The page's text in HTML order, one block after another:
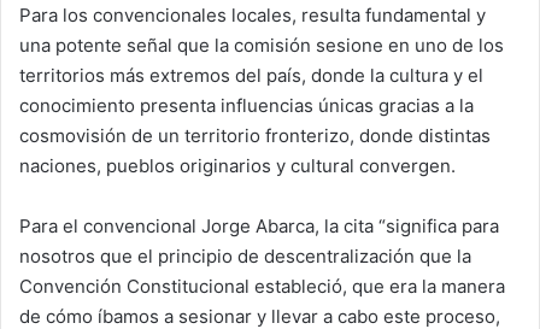
Para los convencionales locales, resulta fundamental y
una potente señal que la comisión sesione en uno de los
territorios más extremos del país, donde la cultura y el
conocimiento presenta influencias únicas gracias a la
cosmovisión de un territorio fronterizo, donde distintas
naciones, pueblos originarios y cultural convergen.
Para el convencional Jorge Abarca, la cita “significa para
nosotros que el principio de descentralización que la
Convención Constitucional estableció, que era la manera
de cómo íbamos a sesionar y llevar a cabo este proceso,